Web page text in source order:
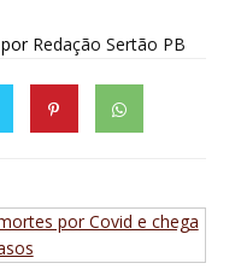
por Redação Sertão PB